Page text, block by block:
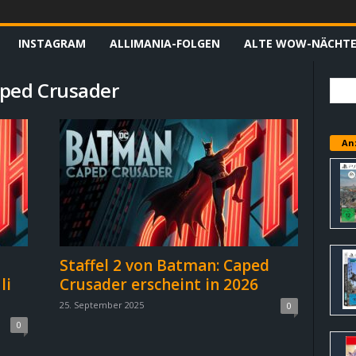
INSTAGRAM ALLIMANIA-FOLGEN ALTE WOW-NÄCHTE
Crusader
0
Staffel 2 von Batman: Caped
Crusader erscheint in 2026
25. September 2025 0